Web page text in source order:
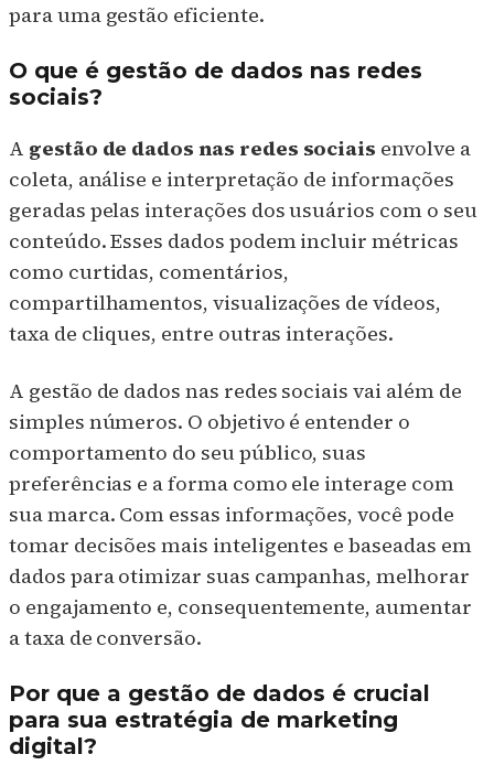
para uma gestão eficiente.
O que é gestão de dados nas redes
sociais?
A gestão de dados nas redes sociais envolve a
coleta, análise e interpretação de informações
geradas pelas interações dos usuários com o seu
conteúdo. Esses dados podem incluir métricas
como curtidas, comentários,
compartilhamentos, visualizações de vídeos,
taxa de cliques, entre outras interações.
A gestão de dados nas redes sociais vai além de
simples números. O objetivo é entender o
comportamento do seu público, suas
preferências e a forma como ele interage com
sua marca. Com essas informações, você pode
tomar decisões mais inteligentes e baseadas em
dados para otimizar suas campanhas, melhorar
o engajamento e, consequentemente, aumentar
a taxa de conversão.
Por que a gestão de dados é crucial
para sua estratégia de marketing
digital?